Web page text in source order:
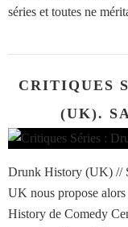
séries et toutes ne
CRITIQUES
(UK).
Drunk History (UK) //
UK nous propose
History de Comedy